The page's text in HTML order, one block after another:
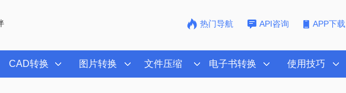
热门导航 API咨询 APP下载
CAD转换 图片转换 文件压缩 电子书转换 使用技巧